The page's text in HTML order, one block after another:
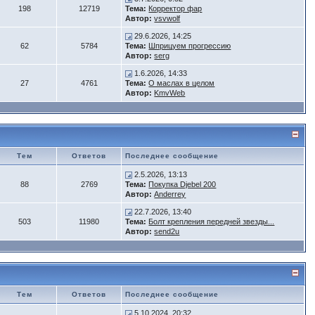
198 12719
Тема: Корректор фар
Автор: vsvwolf
62 5784
29.6.2026, 14:25
Тема: Шприцуем прогрессию
Автор: serg
27 4761
1.6.2026, 14:33
Тема: О маслах в целом
Автор: KmvWeb
Тем Ответов Последнее сообщение
88 2769
2.5.2026, 13:13
Тема: Покупка Djebel 200
Автор: Anderrey
503 11980
22.7.2026, 13:40
Тема: Болт крепления передней звезды...
Автор: send2u
Тем Ответов Последнее сообщение
5.10.2024, 20:32